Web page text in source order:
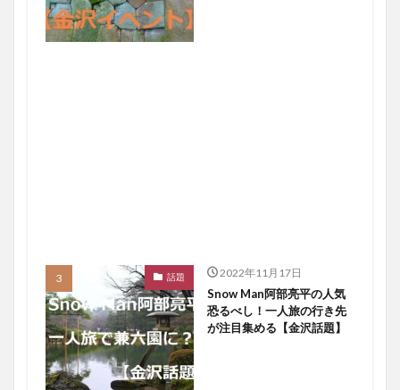
話題 2022年11月17日
Snow Man阿部亮平の人気
恐るべし！一人旅の行き先
が注目集める【金沢話題】